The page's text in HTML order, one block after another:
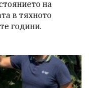
на
в тяхното
години.